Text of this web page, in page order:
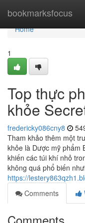
bookmarksfocus
Home
Home
1
Top thực
khỏe
fredericky086cny8
Tham khảo thêm một
khỏe là Dược mỹ phẩm
khiến các túi khí nhỏ
không quá phổ biến
https://
Comments